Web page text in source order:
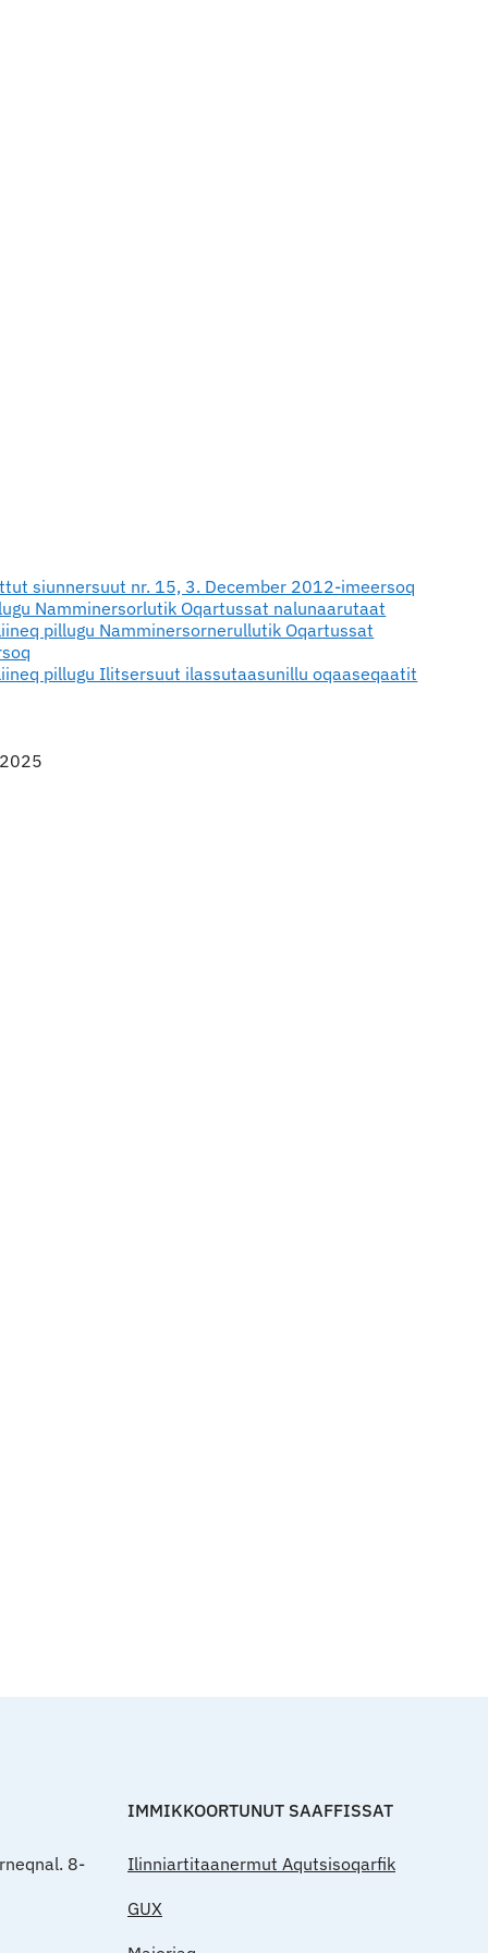
siunnersuut nr. 15, 3. December 2012-imeersoq
Namminersorlutik Oqartussat nalunaarutaat
pillugu Namminersornerullutik Oqartussat
pillugu Ilitsersuut ilassutaasunillu oqaaseqaatit
8-
IMMIKKOORTUNUT SAAFFISSAT
Ilinniartitaanermut Aqutsisoqarfik
GUX